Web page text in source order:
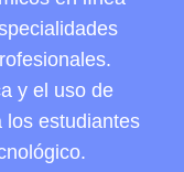
y el uso de
los estudiantes